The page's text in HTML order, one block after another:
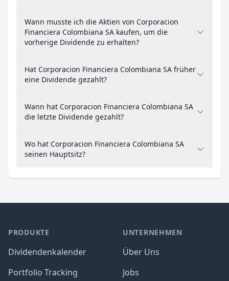
Wann musste ich die Aktien von Corporacion
Financiera Colombiana SA kaufen, um die
vorherige Dividende zu erhalten?
Hat Corporacion Financiera Colombiana SA früher
eine Dividende gezahlt?
Wann hat Corporacion Financiera Colombiana SA
die letzte Dividende gezahlt?
Wo hat Corporacion Financiera Colombiana SA
seinen Hauptsitz?
PRODUKTE
Dividendenkalender
Portfolio Tracking
UNTERNEHMEN
Über Uns
Jobs